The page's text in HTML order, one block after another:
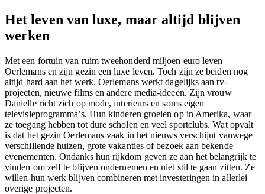
Het leven van luxe, maar altijd blijven
werken
Met een fortuin van ruim tweehonderd miljoen euro leven
Oerlemans en zijn gezin een luxe leven. Toch zijn ze beiden nog
altijd hard aan het werk. Oerlemans werkt dagelijks aan tv-
projecten, nieuwe films en andere media-ideeën. Zijn vrouw
Danielle richt zich op mode, interieurs en soms eigen
televisieprogramma’s. Hun kinderen groeien op in Amerika, waar
ze toegang hebben tot dure scholen en veel sportclubs. Wat opvalt
is dat het gezin Oerlemans vaak in het nieuws verschijnt vanwege
verschillende huizen, grote vakanties of bezoek aan bekende
evenementen. Ondanks hun rijkdom geven ze aan het belangrijk te
vinden om zelf te blijven ondernemen en niet stil te gaan zitten. Ze
willen hun werk blijven combineren met investeringen in allerlei
overige projecten.